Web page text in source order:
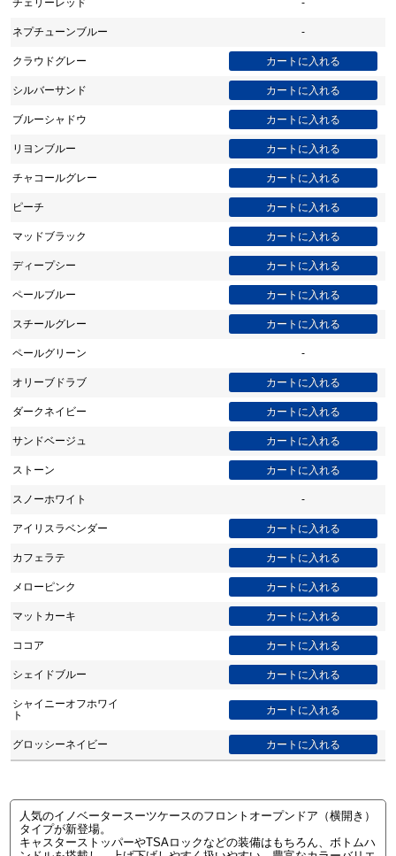
チェリーレッド -
ネプチューンブルー -
クラウドグレー
シルバーサンド
ブルーシャドウ
リヨンブルー
チャコールグレー
ピーチ
マッドブラック
ディープシー
ペールブルー
スチールグレー
ペールグリーン -
オリーブドラブ
ダークネイビー
サンドベージュ
ストーン
スノーホワイト -
アイリスラベンダー
カフェラテ
メローピンク
マットカーキ
ココア
シェイドブルー
シャイニーオフホワイ
ト
グロッシーネイビー
人気のイノベータースーツケースのフロントオープンドア（横開き）
タイプが新登場。
キャスターストッパーやTSAロックなどの装備はもちろん、ボトムハ